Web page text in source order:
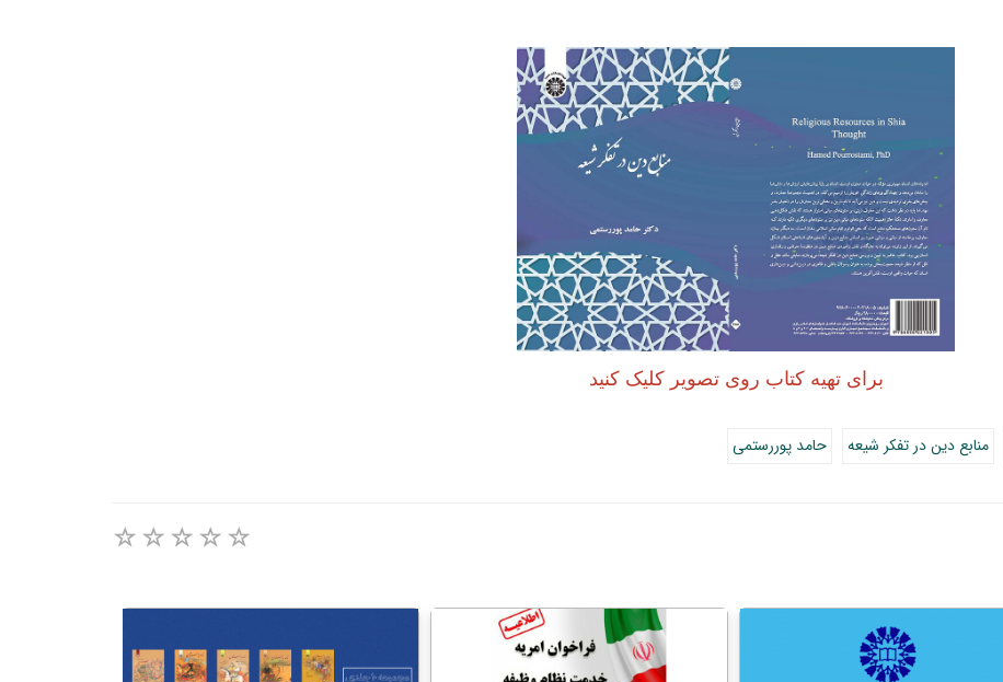
برای تهیه کتاب روی تصویر کلیک کنید
منابع دین در تفکر شیعه حامد پوررستمی